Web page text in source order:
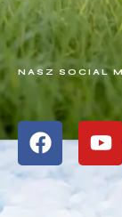
NASZ SOCIAL